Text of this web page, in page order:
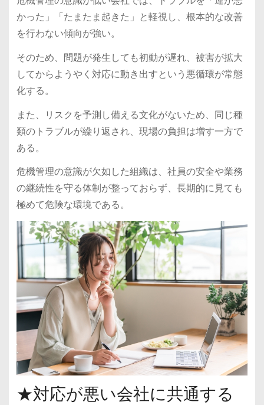
かった」「たまたま起きた」と軽視し、根本的な改善
を行わない傾向が強い。
そのため、問題が発生しても初動が遅れ、被害が拡大
してからようやく対応に動き出すという悪循環が常態
化する。
また、リスクを予測し備える文化がないため、同じ種
類のトラブルが繰り返され、現場の負担は増す一方で
ある。
危機管理の意識が欠如した組織は、社員の安全や業務
の継続性を守る体制が整っておらず、長期的に見ても
極めて危険な環境である。
★対応が悪い会社に共通する